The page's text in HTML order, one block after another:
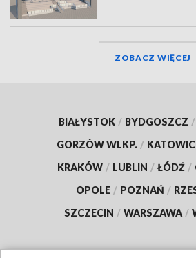
ZOBACZ WIĘCEJ
BIAŁYSTOK / BYDGOSZCZ /
GORZÓW WLKP. /
KRAKÓW / LUBLIN / ŁÓDŹ /
OPOLE / POZNAŃ /
SZCZECIN / WARSZAWA /